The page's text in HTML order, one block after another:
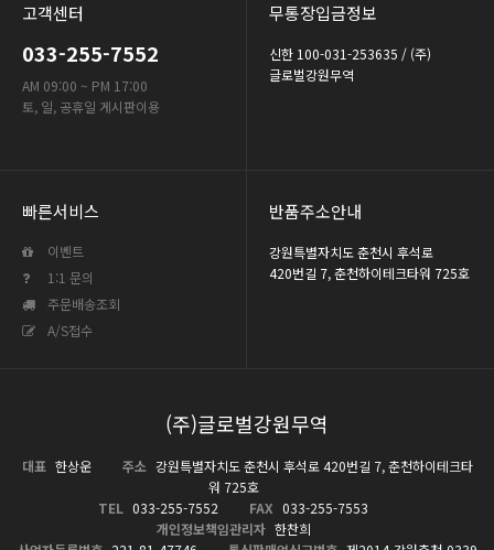
고객센터
033-255-7552
AM 09:00 ~ PM 17:00
토, 일, 공휴일 게시판이용
무통장입금정보
신한 100-031-253635 / (주)
글로벌강원무역
빠른서비스
이벤트
1:1 문의
주문배송조회
A/S접수
반품주소안내
강원특별자치도 춘천시 후석로
420번길 7, 춘천하이테크타워 725호
(주)글로벌강원무역
대표 한상운 주소 강원특별자치도 춘천시 후석로 420번길 7, 춘천하이테크타
워 725호
TEL 033-255-7552 FAX 033-255-7553
개인정보책임관리자 한찬희